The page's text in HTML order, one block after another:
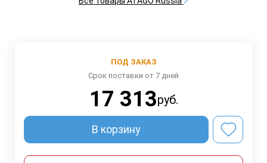
ПОД ЗАКАЗ
Срок поставки от 7 дней
17 313руб.
В корзину